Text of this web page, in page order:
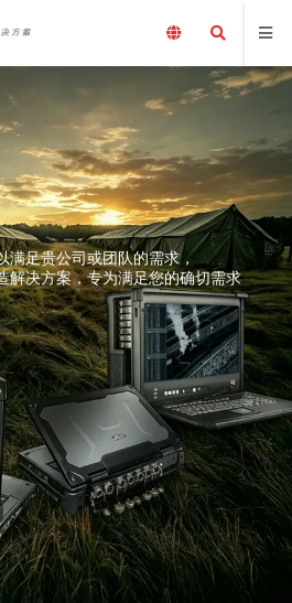
满足贵公司或团队的需求，
解决方案，专为满足您的确切需求